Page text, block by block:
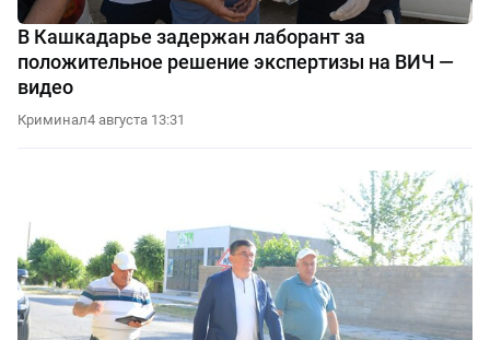
В Кашкадарье задержан лаборант за
положительное решение экспертизы на ВИЧ —
видео
Криминал4 августа 13:31